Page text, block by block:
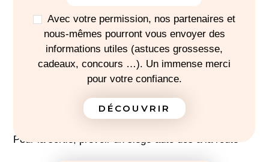
Avec votre permission, nos partenaires et
nous-mêmes pourront vous envoyer des
informations utiles (astuces grossesse,
cadeaux, concours …). Un immense merci
pour votre confiance.
DÉCOUVRIR
1 petite couverture
Vêtements et chaussons
pour la sortie
Bodies
Tous les draps pour un séjour de 5 à 7 jours
Pour la sortie, prévoir un siège-auto dos à la route